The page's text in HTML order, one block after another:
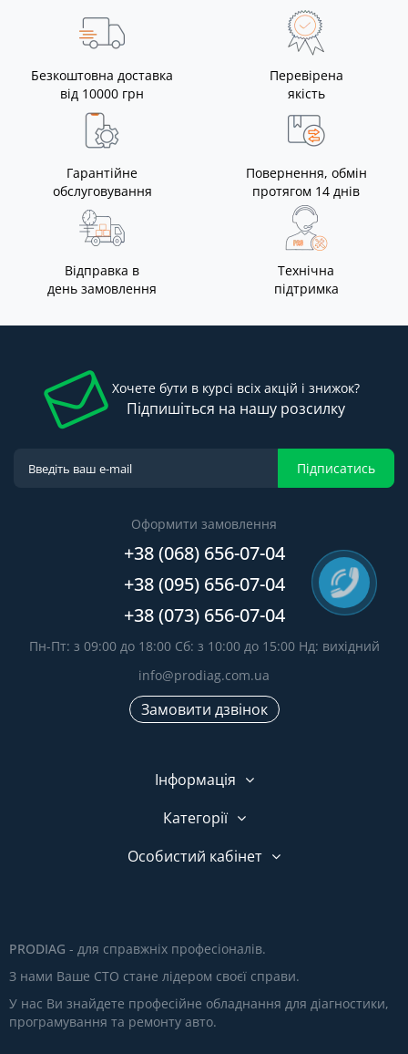
Безкоштовна доставка
від 10000 грн
Перевірена
якість
Гарантійне
обслуговування
Повернення, обмін
протягом 14 днів
Відправка в
день замовлення
Технічна
підтримка
Хочете бути в курсі всіх акцій і знижок?
Підпишіться на нашу розсилку
Підписатись
Оформити замовлення
+38 (068) 656-07-04
+38 (095) 656-07-04
+38 (073) 656-07-04
Пн-Пт: з 09:00 до 18:00 Сб: з 10:00 до 15:00 Нд: вихідний
info@prodiag.com.ua
Замовити дзвінок
Інформація
Категорії
Особистий кабінет
PRODIAG - для справжніх професіоналів.
З нами Ваше СТО стане лідером своєї справи.
У нас Ви знайдете професійне обладнання для діагностики,
програмування та ремонту авто.